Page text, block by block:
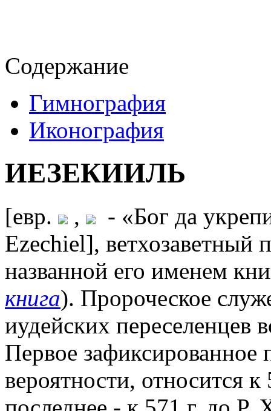
Содержание
Гимнография
Иконография
ИЕЗЕКИИЛЬ
[евр. ,
- «Бог да
Ezechiel], ветхозаветный
названной его именем
книга). Пророческое
иудейских переселенцев
Первое зафиксированное
вероятности, относится